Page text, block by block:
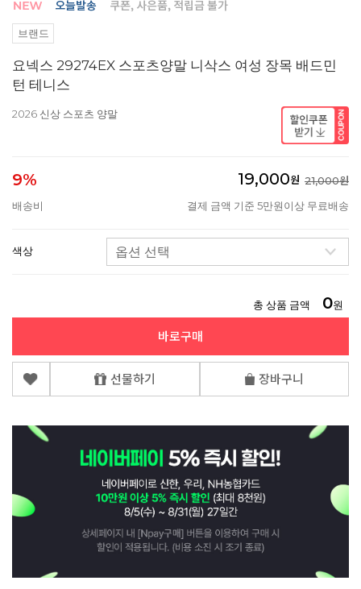
브랜드
요넥스 29274EX 스포츠양말 니삭스 여성 장목 배드민
턴 테니스
2026 신상 스포츠 양말
9% 19,000원 21,000원
배송비
결제 금액 기준 5만원이상 무료배송
색상
총 상품 금액 0원
바로구매
선물하기 장바구니